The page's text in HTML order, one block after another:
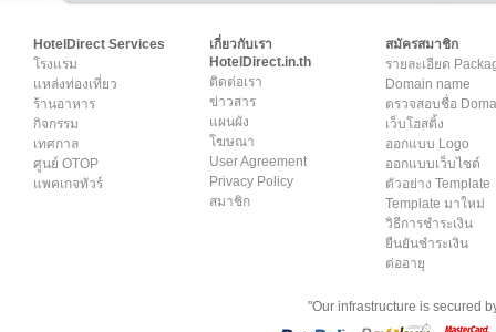
HotelDirect Services
โรงแรม
แหล่งท่องเที่ยว
ร้านอาหาร
กิจกรรม
เทศกาล
ศูนย์ OTOP
แพคเกจทัวร์
เกี่ยวกับเรา
HotelDirect.in.th
ติดต่อเรา
ข่าวสาร
แผนผัง
โฆษณา
User Agreement
Privacy Policy
สมาชิก
สมัครสมาชิก
รายละเอียด
Domain name
ตรวจสอบชื่อ
เว็บโฮสติ้ง
ออกแบบ Logo
ออกแบบเว็บไซต์
ตัวอย่าง Template
Template มาใหม่
วิธีการชำระเงิน
ยืนยันชำระเงิน
ต่ออายุ
"Our infrastructure is secured